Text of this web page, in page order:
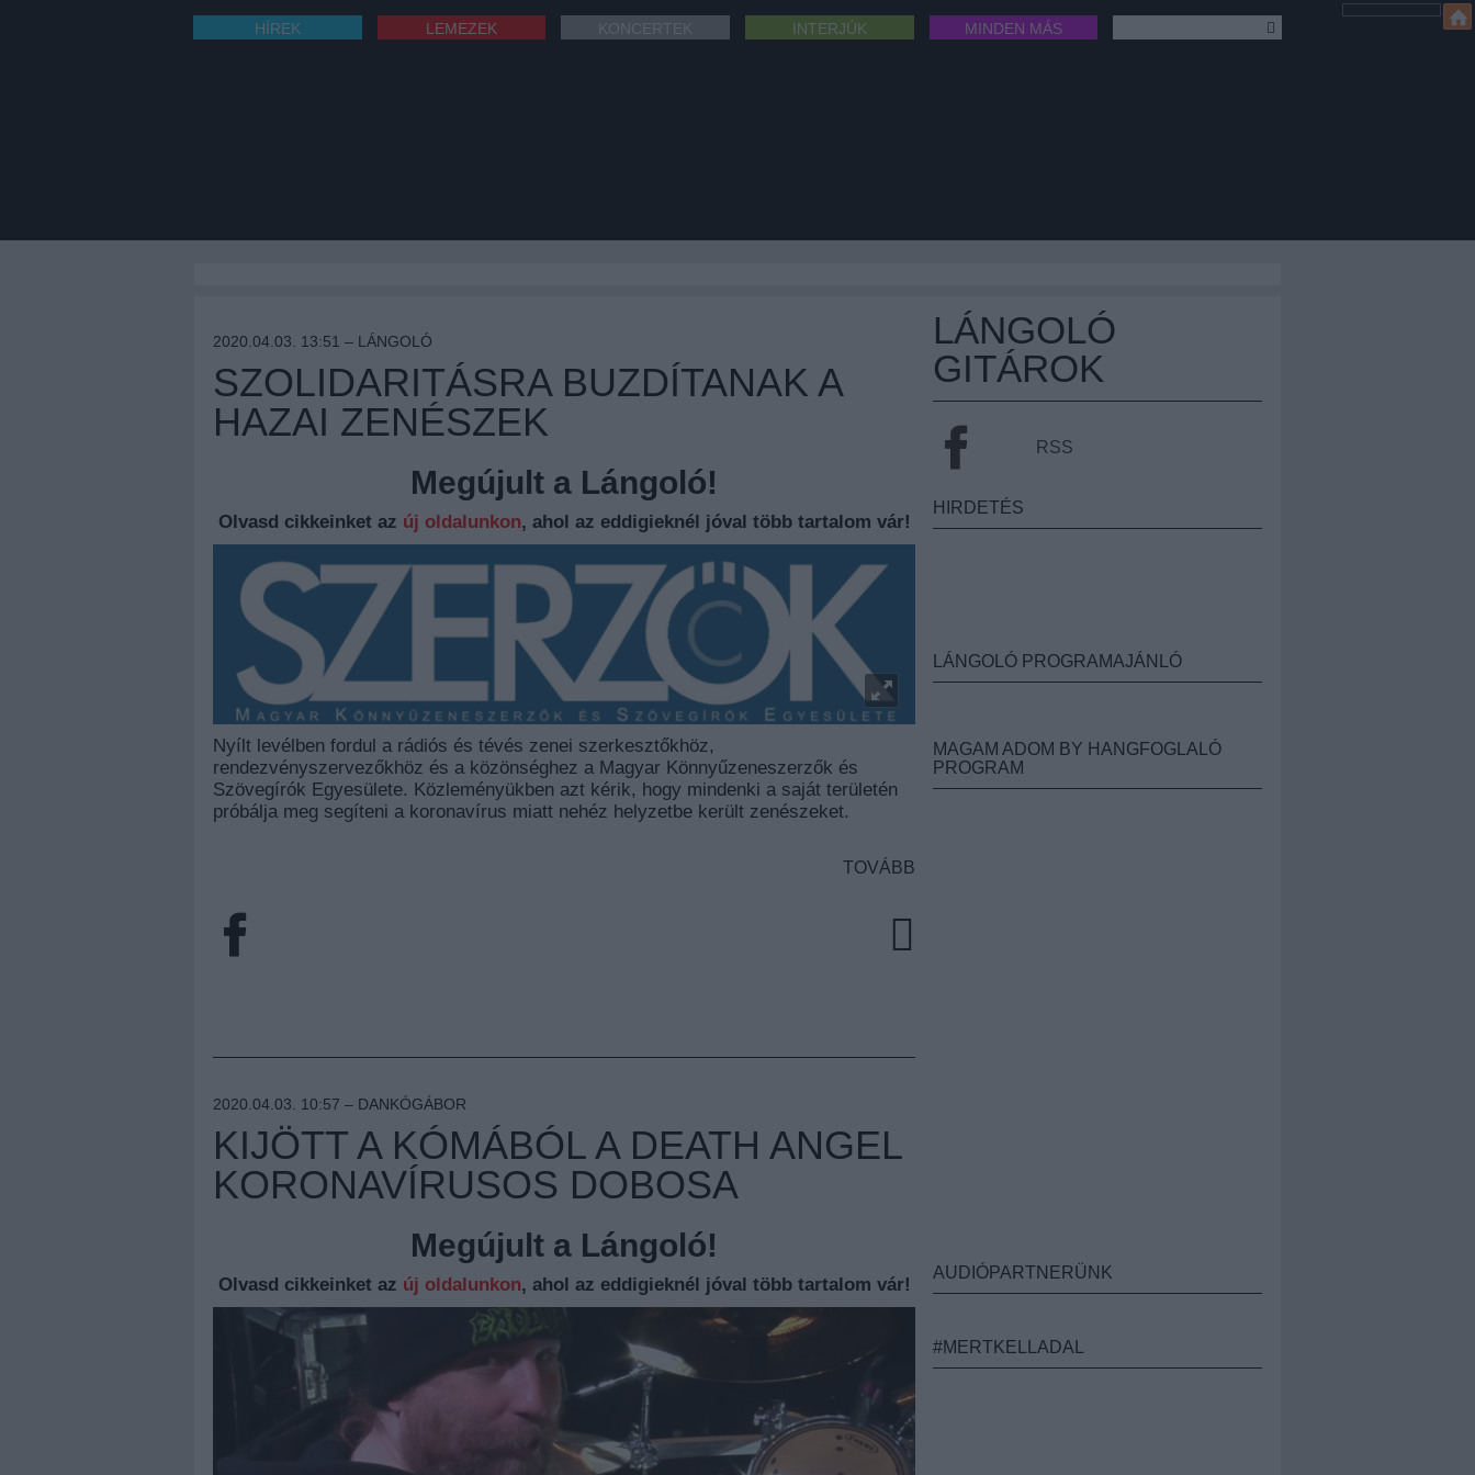
HÍREK LEMEZEK INTERJÚK MINDEN MÁS
2020.04.03. 13:51 – LÁNGOLÓ
SZOLIDARITÁSRA BUZDÍTANAK A
HAZAI ZENÉSZEK
Megújult a Lángoló!
Olvasd cikkeinket az új oldalunkon, ahol az eddigieknél jóval több tartalom vár!
Nyílt levélben fordul a rádiós és tévés zenei szerkesztőkhöz,
rendezvényszervezőkhöz és a közönséghez a Magyar Könnyűzeneszerzők és
Szövegírók Egyesülete. Közleményükben azt kérik, hogy mindenki a saját területén
próbálja meg segíteni a koronavírus miatt nehéz helyzetbe került zenészeket.
TOVÁBB
2020.04.03. 10:57 – DANKÓGÁBOR
KIJÖTT A KÓMÁBÓL A DEATH ANGEL
KORONAVÍRUSOS DOBOSA
Megújult a Lángoló!
Olvasd cikkeinket az új oldalunkon, ahol az eddigieknél jóval több tartalom vár!
LÁNGOLÓ
GITÁROK
RSS
HIRDETÉS
LÁNGOLÓ PROGRAMAJÁNLÓ
MAGAM ADOM BY HANGFOGLALÓ
PROGRAM
AUDIÓPARTNERÜNK
#MERTKELLADAL